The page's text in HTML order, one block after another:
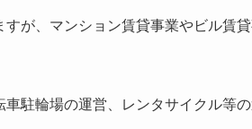
が、マンション賃貸事業やビル賃
駐輪場の運営、レンタサイクル等の